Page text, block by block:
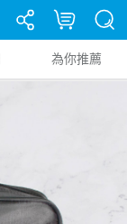
為你推薦